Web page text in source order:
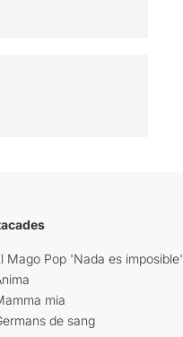
Mago Pop 'Nada es imposible'
mia
de sang